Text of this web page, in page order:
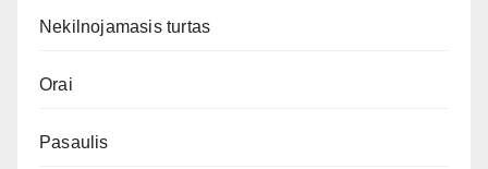
Nekilnojamasis turtas
Orai
Pasaulis